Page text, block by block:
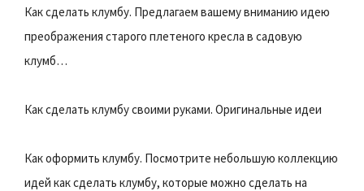
Как сделать клумбу. Предлагаем вашему вниманию идею
преображения старого плетеного кресла в садовую
клумб…
Как сделать клумбу своими руками. Оригинальные идеи
Как оформить клумбу. Посмотрите небольшую коллекцию
идей как сделать клумбу, которые можно сделать на